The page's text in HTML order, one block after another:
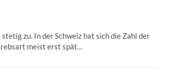
zu. In der Schweiz hat sich die Zahl der
meist erst spät…